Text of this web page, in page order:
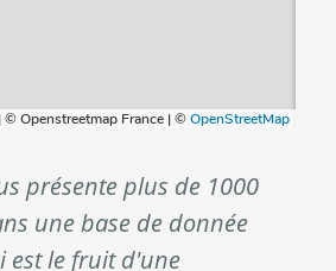
présente plus de 1000
une base de donnée
est le fruit d'une